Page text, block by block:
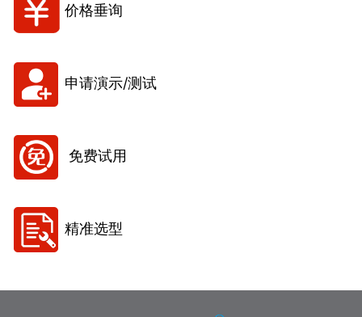
价格垂询
申请演示/测试
免费试用
精准选型